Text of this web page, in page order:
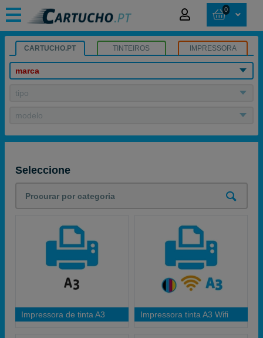
0
CARTUCHO.PT TINTEIROS IMPRESSORA
marca
tipo
modelo
Seleccione
Impressora de tinta A3 Impressora tinta A3 Wifi